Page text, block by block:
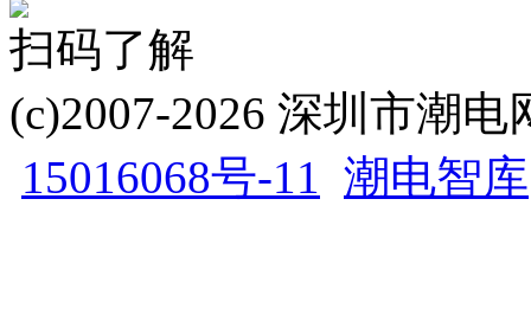
扫码了解
(c)2007-2026 深圳市潮
15016068号-11 潮电智库